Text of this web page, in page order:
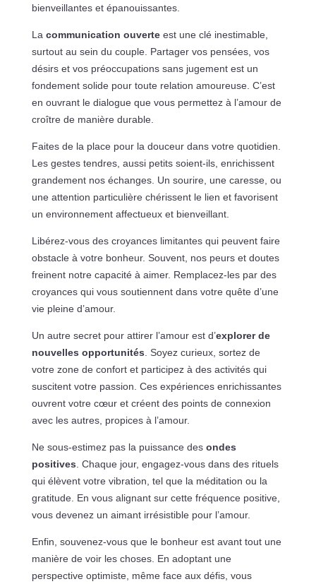
bienveillantes et épanouissantes.
La communication ouverteest une clé inestimable,
surtout au sein du couple. Partager vos pensées, vos
désirs et vos préoccupations sans jugement est un
fondement solide pour toute relation amoureuse. C’est
en ouvrant le dialogue que vous permettez à l’amour de
croître de manière durable.
Faites de la place pour la douceur dans votre quotidien.
Les gestes tendres, aussi petits soient-ils, enrichissent
grandement nos échanges. Un sourire, une caresse, ou
une attention particulière chérissent le lien et favorisent
un environnement affectueux et bienveillant.
Libérez-vous des croyances limitantes qui peuvent faire
obstacle à votre bonheur. Souvent, nos peurs et doutes
freinent notre capacité à aimer. Remplacez-les par des
croyances qui vous soutiennent dans votre quête d’une
vie pleine d’amour.
Un autre secret pour attirer l’amour est d’explorer de
nouvelles opportunités . Soyez curieux, sortez de
votre zone de confort et participez à des activités qui
suscitent votre passion. Ces expériences enrichissantes
ouvrent votre cœur et créent des points de connexion
avec les autres, propices à l’amour.
Ne sous-estimez pas la puissance des ondes
positives . Chaque jour, engagez-vous dans des rituels
qui élèvent votre vibration, tel que la méditation ou la
gratitude. En vous alignant sur cette fréquence positive,
vous devenez un aimant irrésistible pour l’amour.
Enfin, souvenez-vous que le bonheur est avant tout une
manière de voir les choses. En adoptant une
perspective optimiste, même face aux défis, vous